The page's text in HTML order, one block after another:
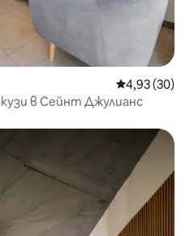
Средна
4,93 (30)
в Сейнт Джулианс